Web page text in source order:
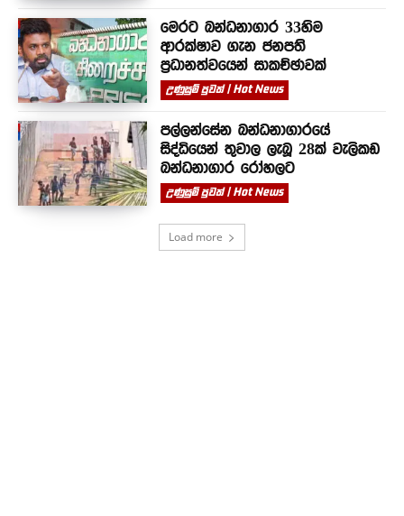
මෙරට බන්ධනාගාර 33හිම
ආරක්ෂාව ගැන ජනපති
ප්‍රධානත්වයෙන් සාකච්ඡාවක්
උණුසුම් පුවත් | Hot News
පල්ලන්සේන බන්ධනාගාරයේ
සිද්ධියෙන් තුවාල ලැබූ 28ක් වැලිකඩ
බන්ධනාගාර රෝහලට
උණුසුම් පුවත් | Hot News
Load more